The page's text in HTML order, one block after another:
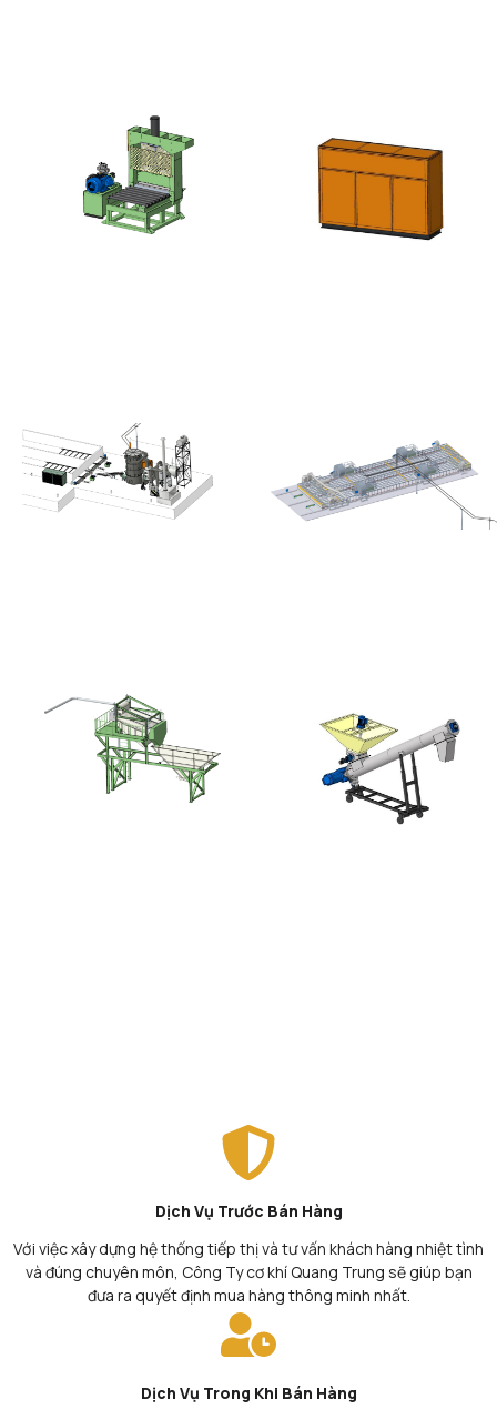
Dịch Vụ Trước Bán Hàng
Với việc xây dựng hệ thống tiếp thị và tư vấn khách hàng nhiệt tình
và đúng chuyên môn, Công Ty cơ khí Quang Trung sẽ giúp bạn
đưa ra quyết định mua hàng thông minh nhất.
Dịch Vụ Trong Khi Bán Hàng